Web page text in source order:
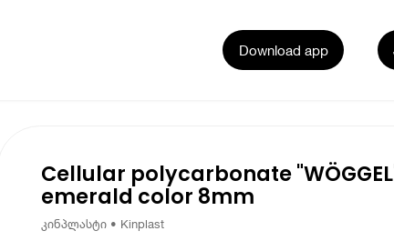
Download app
Cellular polycarbonate
emerald color 8mm
კინპლასტი • Kinplast